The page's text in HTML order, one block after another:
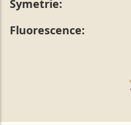
Symetrie:
Fluorescence: